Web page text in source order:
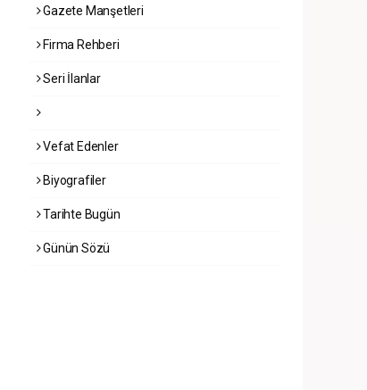
Gazete Manşetleri
Firma Rehberi
Seri İlanlar
Vefat Edenler
Biyografiler
Tarihte Bugün
Günün Sözü